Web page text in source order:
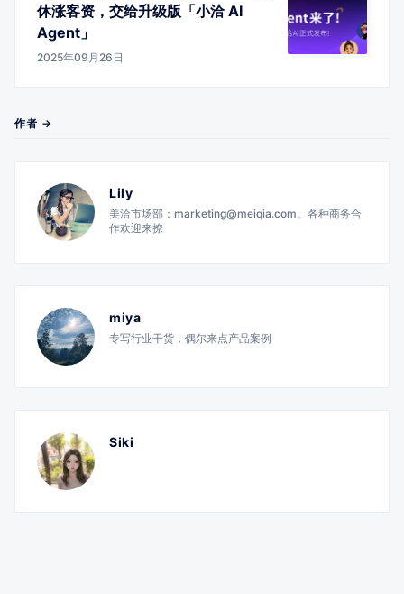
休涨客资，交给升级版「小洽 AI
Agent」
2025年09月26日
作者 →
Lily
美洽市场部：marketing@meiqia.com。各种商务合
作欢迎来撩
miya
专写行业干货，偶尔来点产品案例
Siki